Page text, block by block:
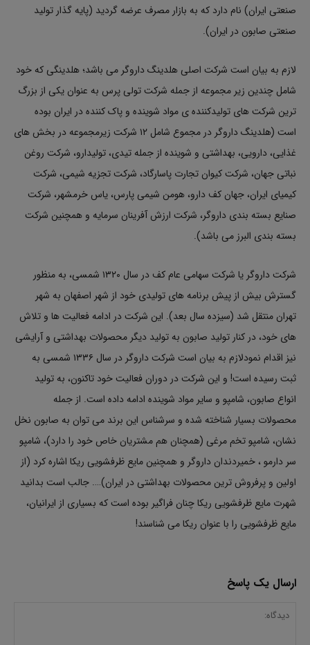
صنعتی ایران) نام دارد که به بازار مصرف عرضه گردید (پایه گذار تولید
صنعتی صابون در ایران).
لازم به بیان است شرکت اصلی هلدینگ داروگر می باشد؛ هلدینگی که خود
شامل چندین زیر مجموعه از جمله شرکت تولی پرس به عنوان یکی از بزرگ
ترین شرکت‌ های تولیدکننده ی مواد شوینده و پاک کننده در ایران بوده
است (هلدینگ داروگر در مجموع شامل ۱۲ شرکت زیرمجموعه در بخش های
غذایی، دارویی، بهداشتی و شوینده از جمله تیدی، تولیدارو، شرکت روغن
نباتی جهان، شرکت کیوان‌ تجارت پاسارگاد، شرکت تجزیه شیمی، شرکت
کیمیای ایران، جهان کف دارو، هومن شیمی پارس، یاس خرمشهر، شرکت
صنایع بسته بندی داروگر، شرکت ارزش‌ آفرینان سرمایه و همچنین شرکت
بسته بندی البرز می باشد).
شرکت داروگر یا شرکت سهامی عام کف در سال ۱۳۲۰ شمسی، به منظور
گسترش بیش از پیش برنامه‌ های تولیدی خود از شهر اصفهان به شهر
تهران منتقل شد (سیزده سال بعد). این شرکت در ادامه فعالیت ها و تلاش
های خود، در کنار تولید صابون به تولید دیگر محصولات بهداشتی و آرایشی
نیز اقدام نمودلازم به بیان است شرکت داروگر در سال ۱۳۳۶ شمسی به
ثبت رسیده است! و این شرکت در دوران فعالیت خود تاکنون، به تولید
انواع صابون، شامپو و سایر مواد شوینده ادامه داده است. از جمله
محصولات بسیار شناخته شده و سرشناس این برند می توان به صابون نخل
نشان، شامپو تخم مرغی (همچنان هم مشتریان خاص خود را دارد)، شامپو
سر دارمو ، خمیردندان داروگر و همچنین مایع ظرفشویی ریکا اشاره کرد (از
اولین و پرفروش ترین محصولات بهداشتی در ایران)…. جالب است بدانید
شهرت مایع ظرفشویی ریکا چنان فراگیر بوده است که بسیاری از ایرانیان،
مایع ظرفشویی را با عنوان ریکا می شناسند!
ارسال یک پاسخ